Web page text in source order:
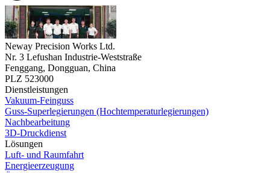
Neway Precision Works Ltd.
Nr. 3 Lefushan Industrie-Weststraße
Fenggang, Dongguan, China
PLZ 523000
Dienstleistungen
Vakuum-Feinguss
Guss-Superlegierungen (Hochtemperaturlegierungen)
Nachbearbeitung
3D-Druckdienst
Lösungen
Luft- und Raumfahrt
Energieerzeugung